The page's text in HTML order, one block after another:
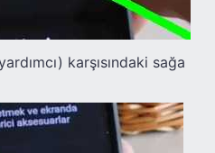
karşısındaki sağa